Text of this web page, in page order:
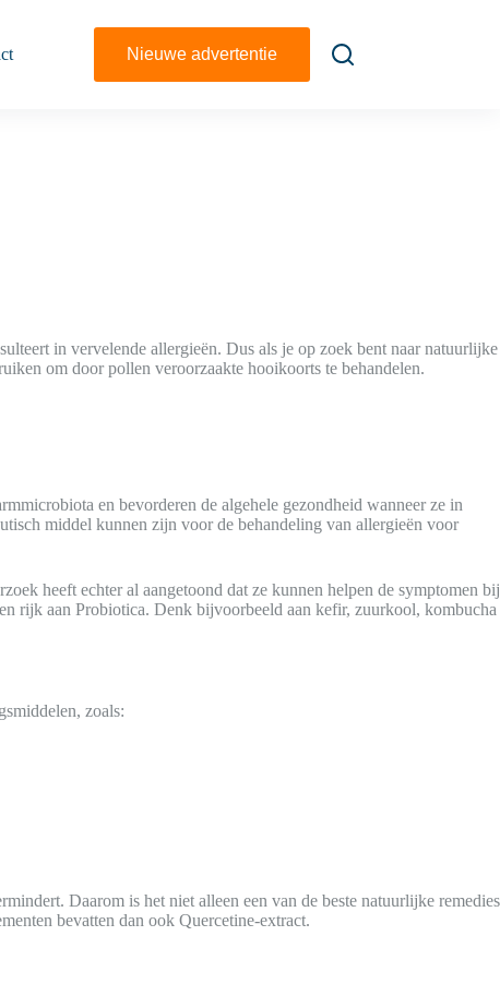
Nieuwe advertentie
in vervelende allergieën. Dus als je op zoek bent naar natuurlijke
om door pollen veroorzaakte hooikoorts te behandelen.
en bevorderen de algehele gezondheid wanneer ze in
middel kunnen zijn voor de behandeling van allergieën voor
heeft echter al aangetoond dat ze kunnen helpen de symptomen bij
rijk aan Probiotica. Denk bijvoorbeeld aan kefir, zuurkool, kombucha
zoals:
Daarom is het niet alleen een van de beste natuurlijke remedies
bevatten dan ook Quercetine-extract.